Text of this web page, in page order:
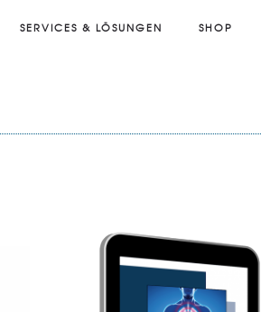
SERVICES & LÖSUNGEN SHOP